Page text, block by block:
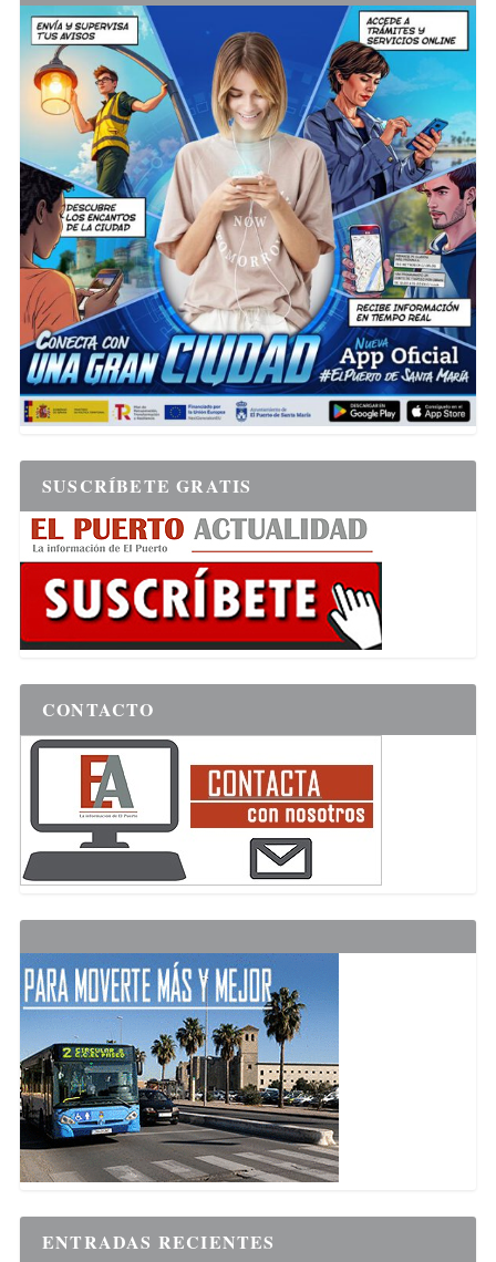
SUSCRÍBETE GRATIS
CONTACTO
ENTRADAS RECIENTES